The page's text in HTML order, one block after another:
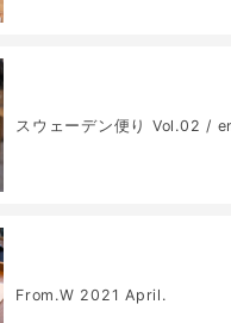
スウェーデン便り Vol.02 /
From.W 2021 April.